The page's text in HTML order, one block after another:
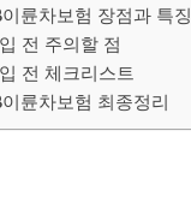
이륜차보험 장점과 특징
전 주의할 점
전 체크리스트
이륜차보험 최종정리